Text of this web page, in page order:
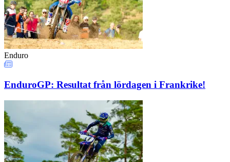
Enduro
EnduroGP: Resultat från lördagen i Frankrike!